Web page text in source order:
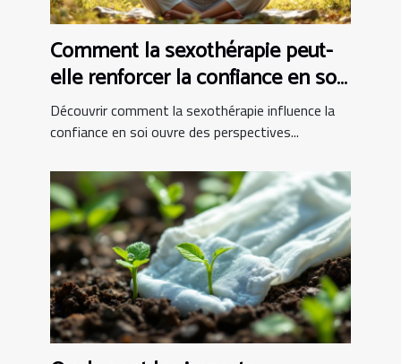
Comment la sexothérapie peut-
elle renforcer la confiance en soi
?
Découvrir comment la sexothérapie influence la
confiance en soi ouvre des perspectives...